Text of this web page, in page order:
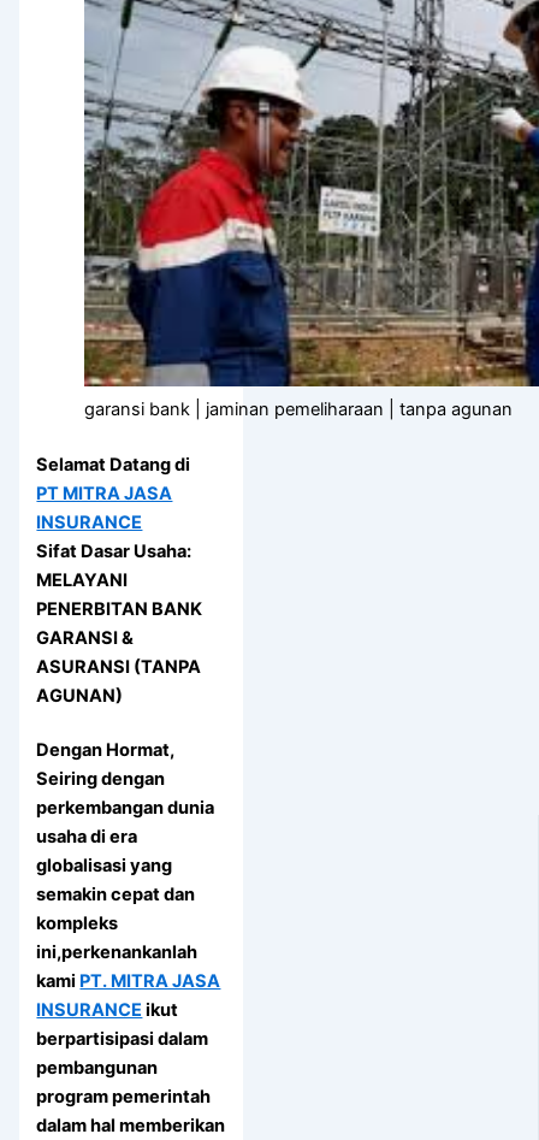
garansi bank | jaminan pemeliharaan | tanpa agunan
Selamat Datang di
PT MITRA JASA
INSURANCE
Sifat Dasar Usaha:
MELAYANI
PENERBITAN BANK
GARANSI &
ASURANSI (TANPA
AGUNAN)
Dengan Hormat,
Seiring dengan
perkembangan dunia
usaha di era
globalisasi yang
semakin cepat dan
kompleks
ini,perkenankanlah
kami PT. MITRA JASA
INSURANCE ikut
berpartisipasi dalam
pembangunan
program pemerintah
dalam hal memberikan